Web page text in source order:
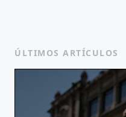
ÚLTIMOS ARTÍCULOS